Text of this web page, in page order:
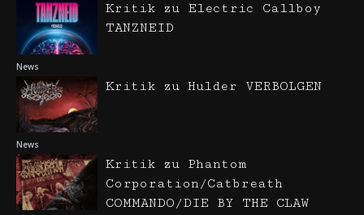
News
Kritik zu Electric Callboy
TANZNEID
News
Kritik zu Hulder VERBOLGEN
Kritik zu Phantom
Corporation/Catbreath
COMMANDO/DIE BY THE CLAW